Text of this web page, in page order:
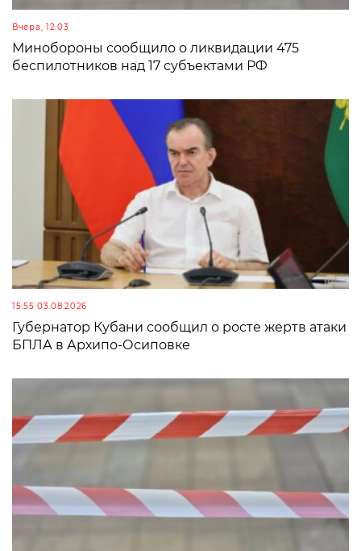
Вчера, 12:03
Минобороны сообщило о ликвидации 475
беспилотников над 17 субъектами РФ
15:55 03.08.2026
Губернатор Кубани сообщил о росте жертв атаки
БПЛА в Архипо-Осиповке